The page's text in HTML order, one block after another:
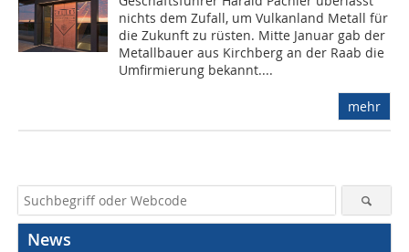
nichts dem Zufall, um Vulkanland Metall für
die Zukunft zu rüsten. Mitte Januar gab der
Metallbauer aus Kirchberg an der Raab die
Umfirmierung bekannt....
mehr
News